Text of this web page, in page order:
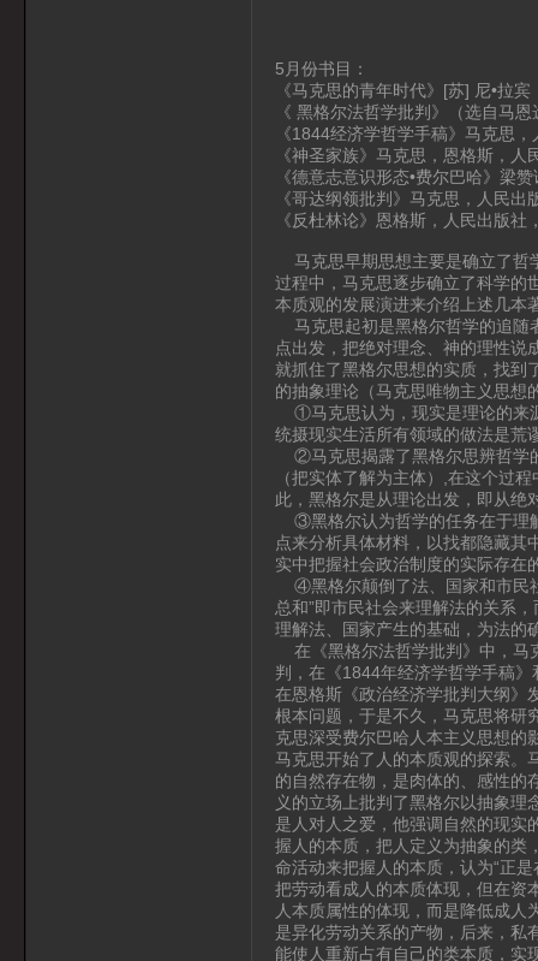
5月份书目：
《马克思的青年时代》[苏] 尼•拉
《 黑格尔法哲学批判》（选自马
《1844经济学哲学手稿》马克思
《神圣家族》马克思，恩格斯，人
《德意志意识形态•费尔巴哈》梁
《哥达纲领批判》马克思，人民出
《反杜林论》恩格斯，人民出版社
马克思早期思想主要是确立了哲
过程中，马克思逐步确立了科学的
本质观的发展演进来介绍上述几本
马克思起初是黑格尔哲学的追随
点出发，把绝对理念、神的理性说
就抓住了黑格尔思想的实质，找到
的抽象理论（马克思唯物主义思想
①马克思认为，现实是理论的来
统摄现实生活所有领域的做法是荒
②马克思揭露了黑格尔思辨哲学
（把实体了解为主体）,在这个过
此，黑格尔是从理论出发，即从绝
③黑格尔认为哲学的任务在于理
点来分析具体材料，以找都隐藏其
实中把握社会政治制度的实际存在
④黑格尔颠倒了法、国家和市民
总和”即市民社会来理解法的关系
理解法、国家产生的基础，为法的
在《黑格尔法哲学批判》中，马
判，在《1844年经济学哲学手稿
在恩格斯《政治经济学批判大纲》
根本问题，于是不久，马克思将研
克思深受费尔巴哈人本主义思想的
马克思开始了人的本质观的探索。
的自然存在物，是肉体的、感性的
义的立场上批判了黑格尔以抽象
是人对人之爱，他强调自然的现实
握人的本质，把人定义为抽象的类
命活动来把握人的本质，认为“正
把劳动看成人的本质体现，但在资
人本质属性的体现，而是降低成
是异化劳动关系的产物，后来，私
能使人重新占有自己的类本质，实